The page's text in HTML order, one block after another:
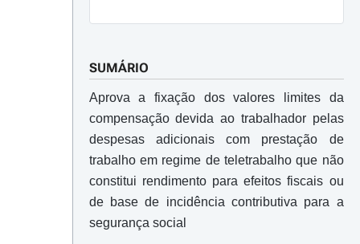
SUMÁRIO
Aprova a fixação dos valores limites da
compensação devida ao trabalhador pelas
despesas adicionais com prestação de
trabalho em regime de teletrabalho que não
constitui rendimento para efeitos fiscais ou
de base de incidência contributiva para a
segurança social